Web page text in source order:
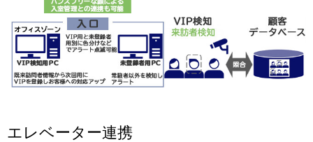
エレベーター連携